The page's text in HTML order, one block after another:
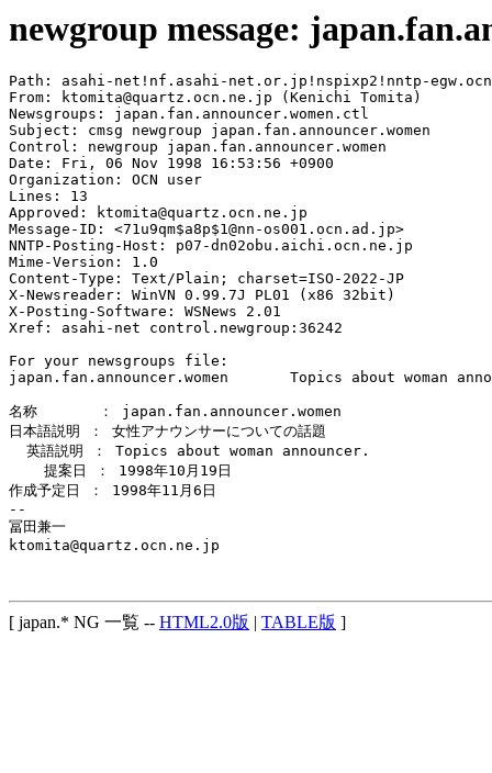
newgroup message:
Path: asahi-net!nf.asahi-net.or.jp!nspixp2!nntp-
From: ktomita@quartz.ocn.ne.jp (Kenichi Tomita)
Newsgroups: japan.fan.announcer.women.ctl
Subject: cmsg newgroup japan.fan.announcer.women
Control: newgroup japan.fan.announcer.women
Date: Fri, 06 Nov 1998 16:53:56 +0900
Organization: OCN user
Lines: 13
Approved: ktomita@quartz.ocn.ne.jp
Message-ID: <71u9qm$a8p$1@nn-os001.ocn.ad.jp>
NNTP-Posting-Host: p07-dn02obu.aichi.ocn.ne.jp
Mime-Version: 1.0
Content-Type: Text/Plain; charset=ISO-2022-JP
X-Newsreader: WinVN 0.99.7J PL01 (x86 32bit)
X-Posting-Software: WSNews 2.01
Xref: asahi-net control.newgroup:36242
For your newsgroups file:
japan.fan.announcer.women	Topics about woman announcer.
名称       ： japan.fan.announcer.women
日本語説明 ： 女性アナウンサーについての話題
  英語説明 ： Topics about woman announcer.
    提案日 ： 1998年10月19日
作成予定日 ： 1998年11月6日
--
冨田兼一
ktomita@quartz.ocn.ne.jp
[ japan.* NG 一覧 -- HTML2.0版 | TABLE版 ]